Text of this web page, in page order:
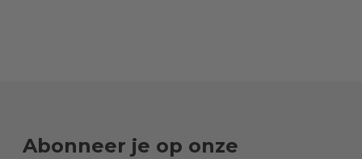
Abonneer je op onze